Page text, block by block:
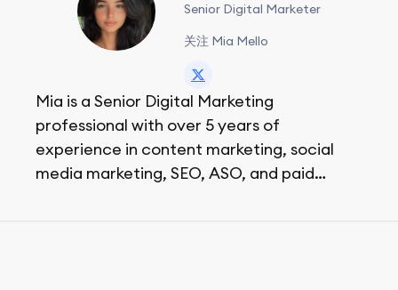
Senior Digital Marketer
关注 Mia Mello
Mia is a Senior Digital Marketing
professional with over 5 years of
experience in content marketing, social
media marketing, SEO, ASO, and paid